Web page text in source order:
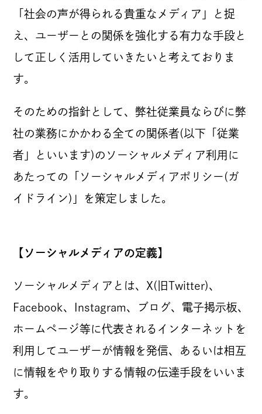
COMPANY
理念
カルチャー
あゆみ
拠点紹介
BB MAGAZINE
JOIN US
採用情報
パートナー募集
お仕事のご依頼・ご相談
その他お問い合わせ
倫理憲章
「社会の声が得られる貴重なメディア」と捉
え、ユーザーとの関係を強化する有力な手段と
して正しく活用していきたいと考えておりま
す。
そのための指針として、弊社従業員ならびに弊
社の業務にかかわる全ての関係者(以下「従業
者」といいます)のソーシャルメディア利用に
あたっての「ソーシャルメディアポリシー(ガ
イドライン)」を策定しました。
【ソーシャルメディアの定義】
ソーシャルメディアとは、X(旧Twitter)、
Facebook、Instagram、ブログ、電子掲示板、
ホームページ等に代表されるインターネットを
利用してユーザーが情報を発信、あるいは相互
に情報をやり取りする情報の伝達手段をいいま
す。